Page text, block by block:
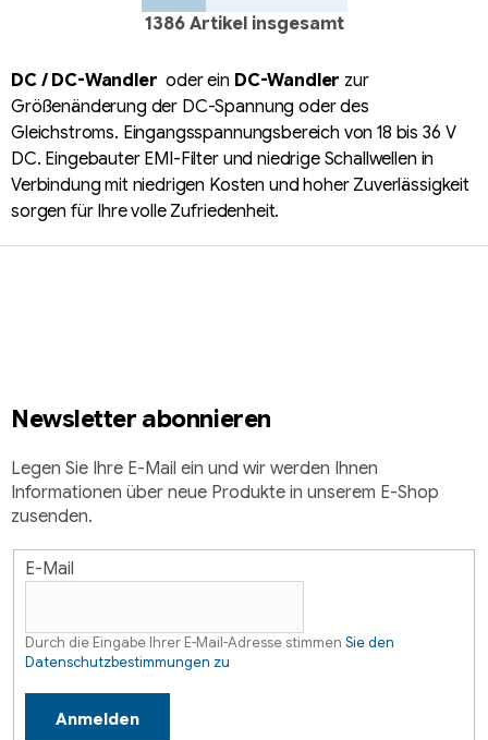
e
r
e
l
e
m
e
i
s
e
i
e
r
u
n
g
1386Artikel insgesamt
DC / DC-Wandleroder ein DC-Wandler zur
Größenänderung der DC-Spannung oder des
Gleichstroms. Eingangsspannungsbereich von 18 bis 36 V
DC. Eingebauter EMI-Filter und niedrige Schallwellen in
Verbindung mit niedrigen Kosten und hoher Zuverlässigkeit
sorgen für Ihre volle Zufriedenheit.
e
Newsletter abonnieren
Legen Sie Ihre E-Mail ein und wir werden Ihnen
Informationen über neue Produkte in unserem E-Shop
zusenden.
E-Mail
Durch die Eingabe Ihrer E-Mail-Adresse stimmen Sie den
Datenschutzbestimmungen zu
Anmelden